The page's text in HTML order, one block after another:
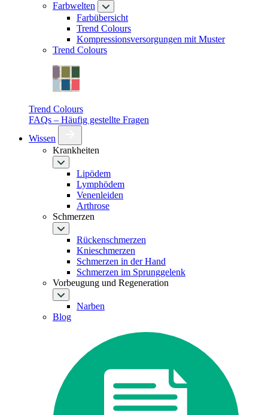
Farbwelten
Farbübersicht
Trend Colours
Kompressionsversorgungen mit Muster
Trend Colours
Trend Colours
FAQs – Häufig gestellte Fragen
Wissen
Krankheiten
Lipödem
Lymphödem
Venenleiden
Arthrose
Schmerzen
Rückenschmerzen
Knieschmerzen
Schmerzen in der Hand
Schmerzen im Sprunggelenk
Vorbeugung und Regeneration
Narben
Blog